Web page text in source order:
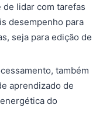
lidar com tarefas
desempenho para
seja para edição de
também
aprendizado de
do